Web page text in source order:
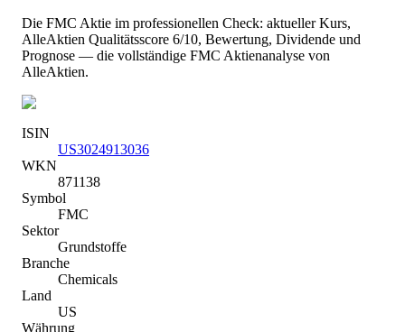
Die FMC Aktie im professionellen Check: aktueller Kurs,
AlleAktien Qualitätsscore 6/10, Bewertung, Dividende und
Prognose — die vollständige FMC Aktienanalyse von
AlleAktien.
ISIN
US3024913036
WKN
871138
Symbol
FMC
Sektor
Grundstoffe
Branche
Chemicals
Land
US
Währung